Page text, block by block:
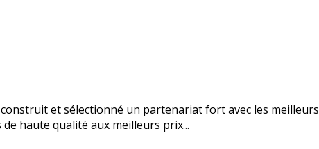
et sélectionné un partenariat fort avec les meilleurs
haute qualité aux meilleurs prix...